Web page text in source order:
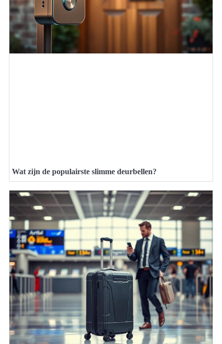
Wat zijn de populairste slimme deurbellen?